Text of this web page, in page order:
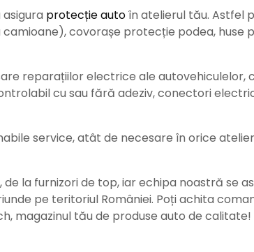
protecție autoîn atelierul tău. Astfel
covorașe protecție podea, huse
reparațiilor electrice ale
cu sau fără adeziv, conectori
service, atât de necesare în orice
la furnizori de top, iar echipa noastră se
pe teritoriul României. Poți achita
magazinul tău de produse auto de calitate!